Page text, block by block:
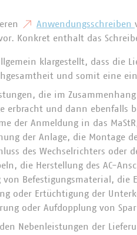
Anwendungsschreiben
Konkret enthalt das
klargestellt, dass die
und somit eine
die im
erbracht und dann ebenfalls
der Anmeldung in das
der Anlage, die Montage
des Wechselrichters oder
die Herstellung des AC-
von Befestigungsmaterial,
oder Ertüchtigung der
oder Aufdopplung von
Nebenleistungen der